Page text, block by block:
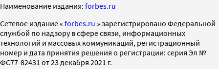
Наименование издания: forbes.ru
Cетевое издание « forbes.ru » зарегистрировано Федеральной
службой по надзору в сфере связи, информационных
технологий и массовых коммуникаций, регистрационный
номер и дата принятия решения о регистрации: серия Эл №
ФС77-82431 от 23 декабря 2021 г.